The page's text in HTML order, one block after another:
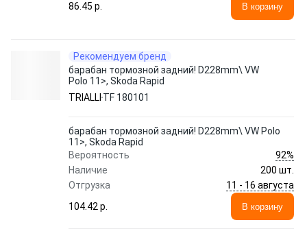
86.45 p.
В корзину
Рекомендуем бренд
барабан тормозной задний! D228mm\ VW
Polo 11>, Skoda Rapid
TRIALLI TF 180101
барабан тормозной задний! D228mm\ VW Polo
11>, Skoda Rapid
Вероятность
92%
Наличие
200 шт.
Отгрузка
11 - 16 августа
104.42 p.
В корзину